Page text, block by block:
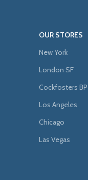
OUR STORES
New York
London SF
Cockfosters BP
Los Angeles
Chicago
Las Vegas